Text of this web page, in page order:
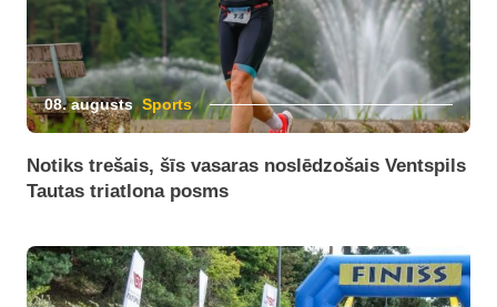
08. augusts Sports
Notiks trešais, šīs vasaras noslēdzošais Ventspils
Tautas triatlona posms